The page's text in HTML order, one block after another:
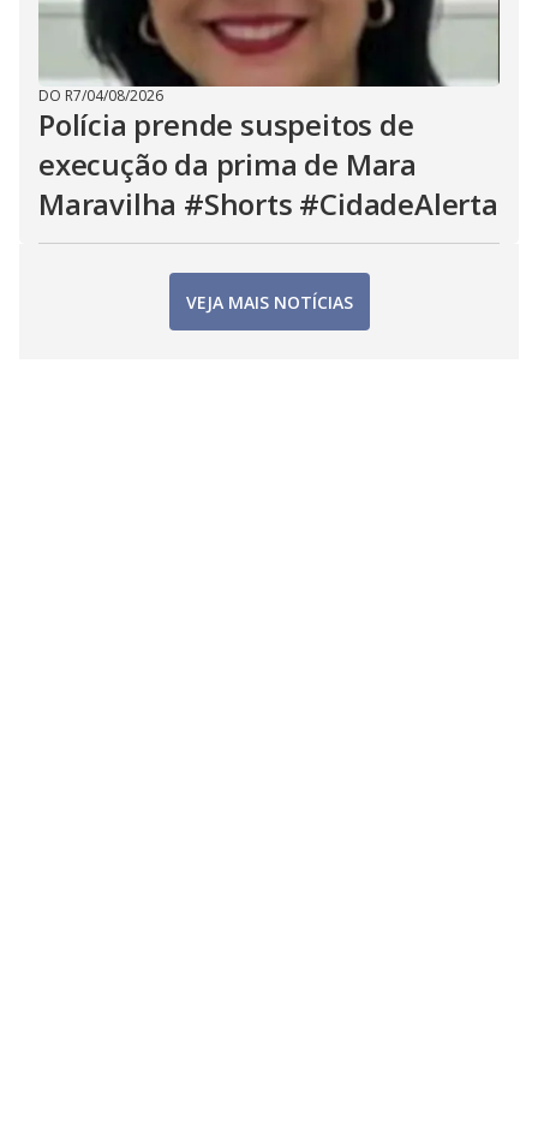
DO R7/04/08/2026
Polícia prende suspeitos de
execução da prima de Mara
Maravilha #Shorts #CidadeAlerta
VEJA MAIS NOTÍCIAS